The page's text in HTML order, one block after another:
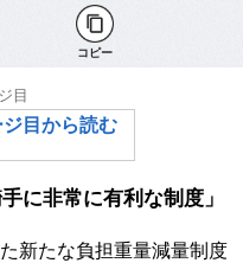
コピー
目
目から読む
に非常に有利な制度」
新たな負担重量減量制度